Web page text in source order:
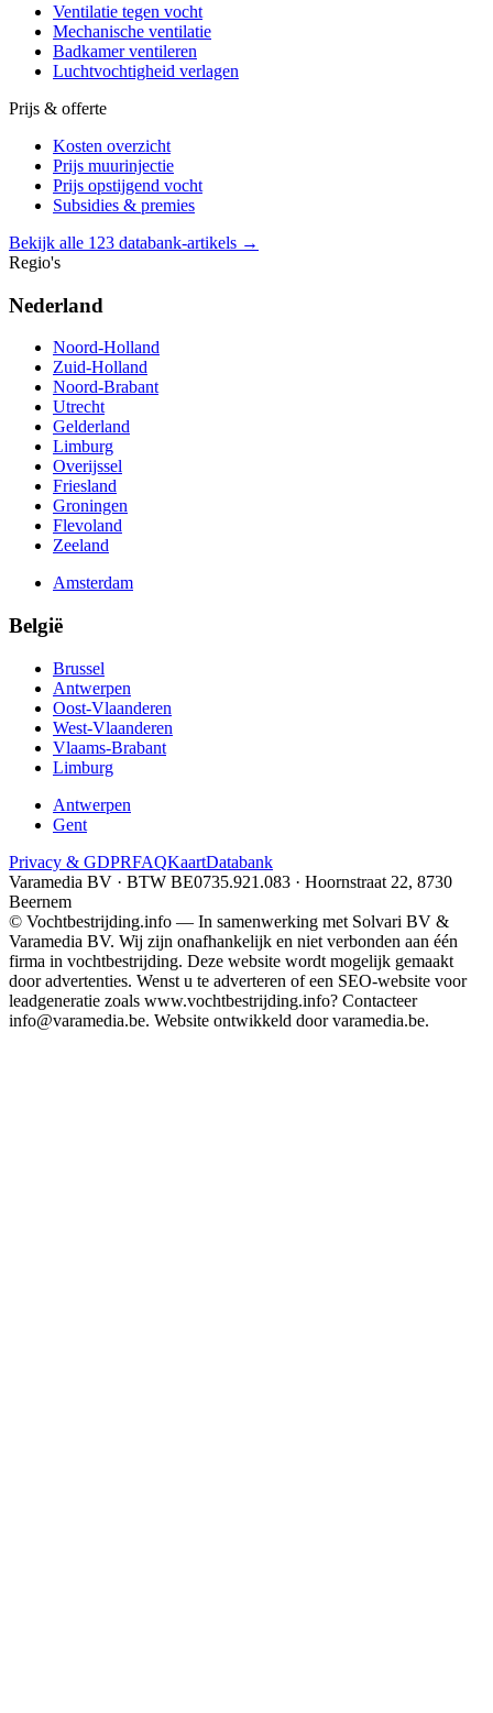
Ventilatie tegen vocht
Mechanische ventilatie
Badkamer ventileren
Luchtvochtigheid verlagen
Prijs & offerte
Kosten overzicht
Prijs muurinjectie
Prijs opstijgend vocht
Subsidies & premies
Bekijk alle 123 databank-artikels →
Regio's
Nederland
Noord-Holland
Zuid-Holland
Noord-Brabant
Utrecht
Gelderland
Limburg
Overijssel
Friesland
Groningen
Flevoland
Zeeland
Amsterdam
België
Brussel
Antwerpen
Oost-Vlaanderen
West-Vlaanderen
Vlaams-Brabant
Limburg
Antwerpen
Gent
Privacy & GDPRFAQKaartDatabank
Varamedia BV · BTW BE0735.921.083 · Hoornstraat 22, 8730
Beernem
© Vochtbestrijding.info — In samenwerking met Solvari BV &
Varamedia BV. Wij zijn onafhankelijk en niet verbonden aan één
firma in vochtbestrijding. Deze website wordt mogelijk gemaakt
door advertenties. Wenst u te adverteren of een SEO-website voor
leadgeneratie zoals www.vochtbestrijding.info? Contacteer
info@varamedia.be. Website ontwikkeld door varamedia.be.